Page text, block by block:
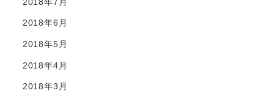
2018年6月
2018年5月
2018年4月
2018年3月